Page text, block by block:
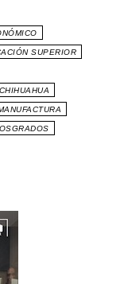
SUPERIOR